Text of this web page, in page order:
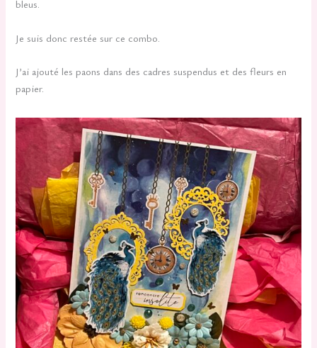
bleus.
Je suis donc restée sur ce combo.
J’ai ajouté les paons dans des cadres suspendus et des fleurs en
papier.